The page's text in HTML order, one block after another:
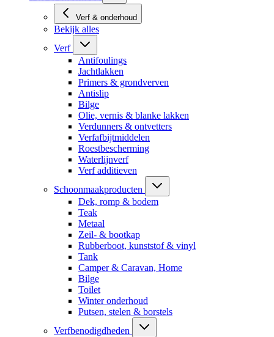
Verf & onderhoud
Bekijk alles
Verf
Antifoulings
Jachtlakken
Primers & grondverven
Antislip
Bilge
Olie, vernis & blanke lakken
Verdunners & ontvetters
Verfafbijtmiddelen
Roestbescherming
Waterlijnverf
Verf additieven
Schoonmaakproducten
Dek, romp & bodem
Teak
Metaal
Zeil- & bootkap
Rubberboot, kunststof & vinyl
Tank
Camper & Caravan, Home
Bilge
Toilet
Winter onderhoud
Putsen, stelen & borstels
Verfbenodigdheden